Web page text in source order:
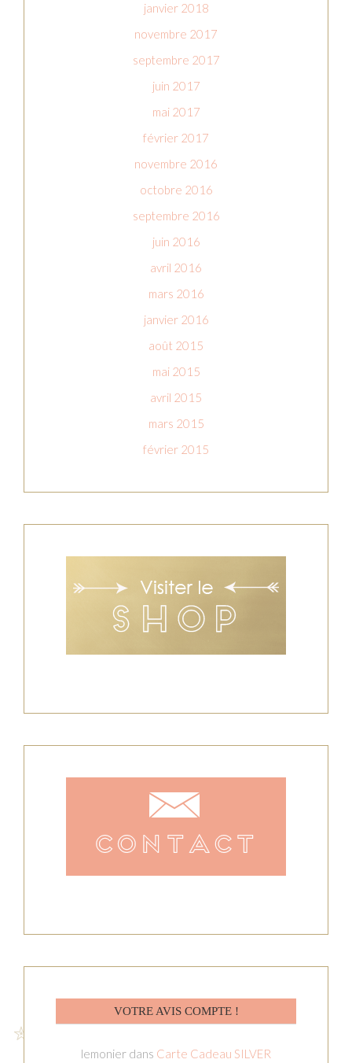
janvier 2018
novembre 2017
septembre 2017
juin 2017
mai 2017
février 2017
novembre 2016
octobre 2016
septembre 2016
juin 2016
avril 2016
mars 2016
janvier 2016
août 2015
mai 2015
avril 2015
mars 2015
février 2015
VOTRE AVIS COMPTE !
lemonier dans Carte Cadeau SILVER